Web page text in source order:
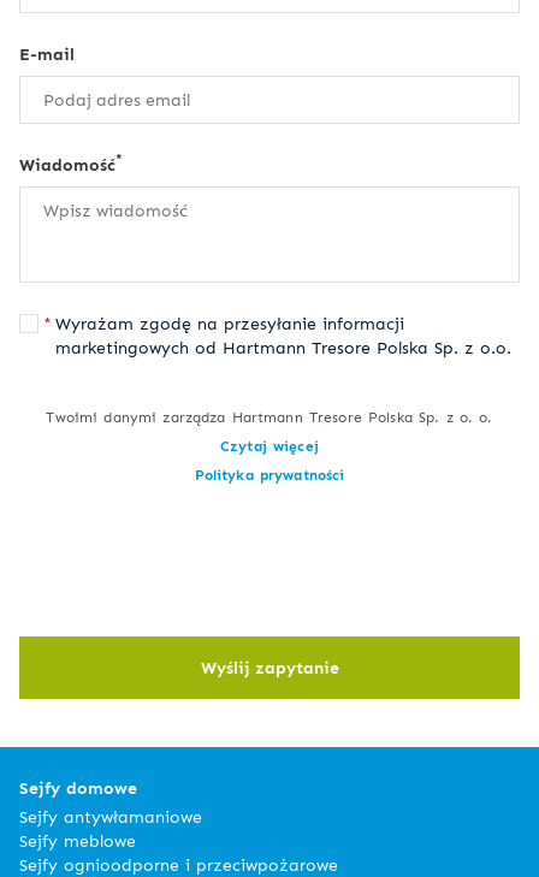
E-mail
Wiadomość*
Wyrażam zgodę na przesyłanie informacji
marketingowych od Hartmann Tresore Polska Sp. z o.o.
Twoimi danymi zarządza Hartmann Tresore Polska Sp. z o. o.
Czytaj więcej
Polityka prywatności
Wyślij zapytanie
Sejfy domowe
Sejfy antywłamaniowe
Sejfy meblowe
Sejfy ognioodporne i przeciwpożarowe